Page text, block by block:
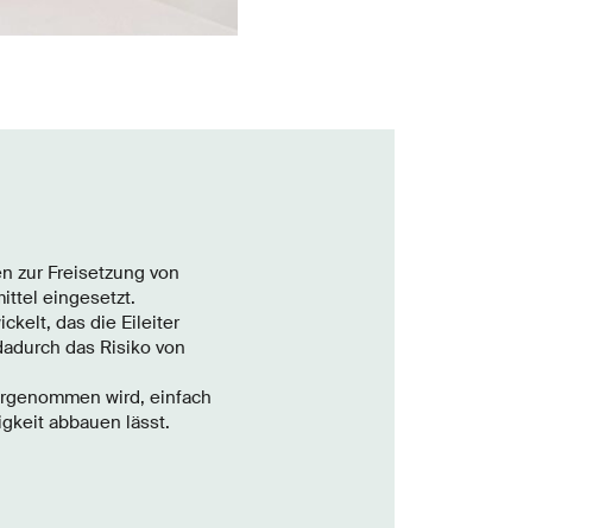
zur Freisetzung von
eingesetzt.
das die Eileiter
das Risiko von
wird, einfach
abbauen lässt.